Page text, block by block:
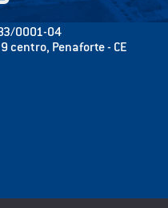
0001-04
centro, Penaforte - CE